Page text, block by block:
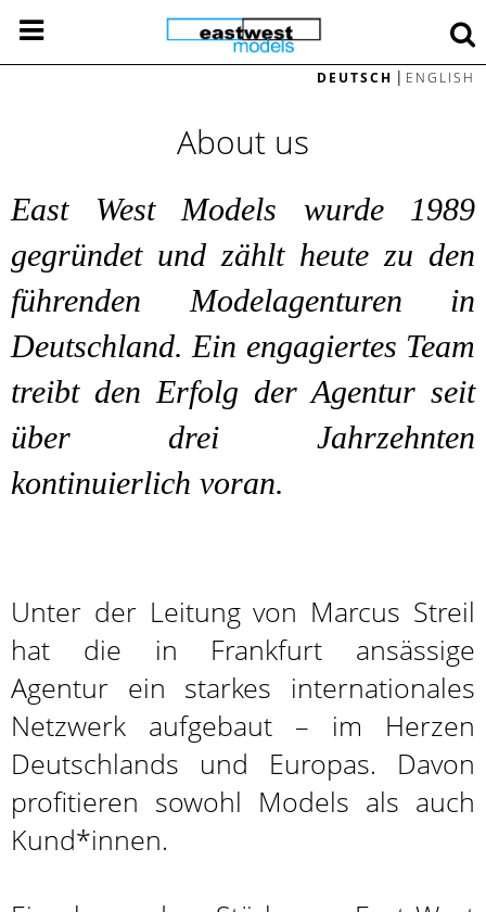
About us
DEUTSCH | ENGLISH
East West Models wurde 1989
gegründet und zählt heute zu den
führenden Modelagenturen in
Deutschland. Ein engagiertes Team
treibt den Erfolg der Agentur seit
über drei Jahrzehnten
kontinuierlich voran.
Unter der Leitung von Marcus Streil
hat die in Frankfurt ansässige
Agentur ein starkes internationales
Netzwerk aufgebaut – im Herzen
Deutschlands und Europas. Davon
profitieren sowohl Models als auch
Kund*innen.